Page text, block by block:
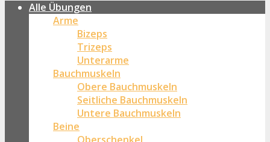
Alle Übungen
Arme
Bizeps
Trizeps
Unterarme
Bauchmuskeln
Obere Bauchmuskeln
Seitliche Bauchmuskeln
Untere Bauchmuskeln
Beine